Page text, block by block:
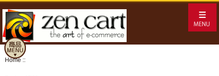
Home ::